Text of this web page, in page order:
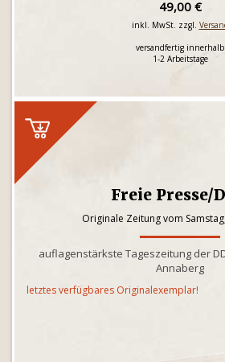
49,00 €
inkl. MwSt. zzgl.
versandfertig innerhalb
1-2 Arbeitstage
Freie Presse/
Originale Zeitung vom
auflagenstärkste Tageszeitung der
Annaberg
letztes verfügbares Originalexemplar!